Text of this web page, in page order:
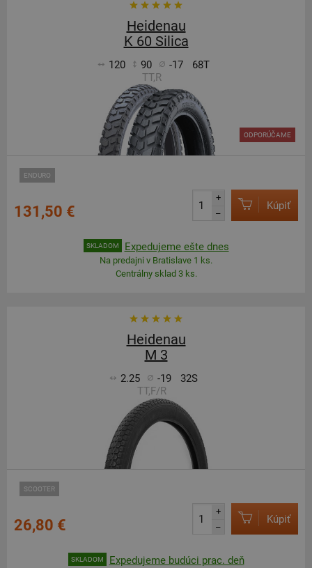
Heidenau
K 60 Silica
120 90 -17
68T
TT,R
ENDURO
ODPORÚČAME
131,50 €
+
–
Kúpiť
SKLADOM Expedujeme ešte dnes
Na predajni v Bratislave 1 ks.
Centrálny sklad 3 ks.
Heidenau
M 3
2.25 -19
32S
TT,F/R
SCOOTER
26,80 €
+
–
Kúpiť
SKLADOM Expedujeme budúci prac. deň